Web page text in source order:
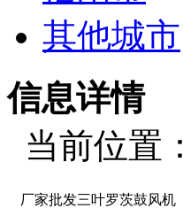
其他城市
信息详情
当前位置：
厂家批发三叶罗茨鼓风机